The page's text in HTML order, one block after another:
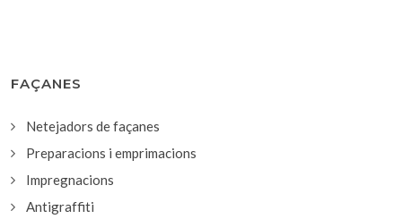
FAÇANES
Netejadors de façanes
Preparacions i emprimacions
Impregnacions
Antigraffiti